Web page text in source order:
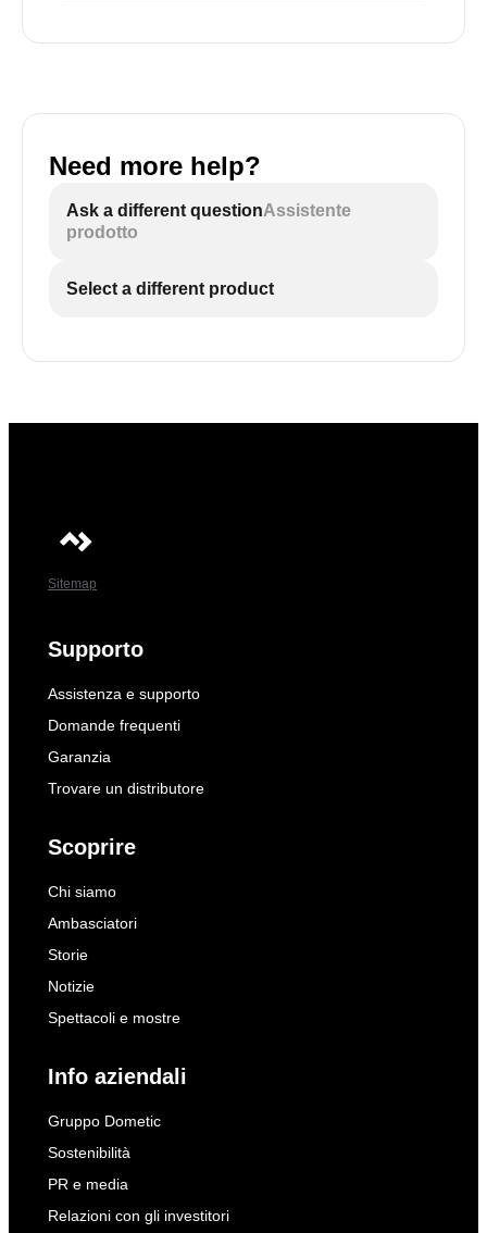
Need more help?
Ask a different questionAssistente
prodotto
Select a different product
Sitemap
Supporto
Assistenza e supporto
Domande frequenti
Garanzia
Trovare un distributore
Scoprire
Chi siamo
Ambasciatori
Storie
Notizie
Spettacoli e mostre
Info aziendali
Gruppo Dometic
Sostenibilità
PR e media
Relazioni con gli investitori